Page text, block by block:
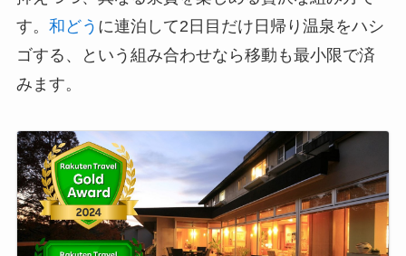
す。 和どう に連泊して2日目だけ日帰り温泉をハシ
ゴする、という組み合わせなら移動も最小限で済
みます。